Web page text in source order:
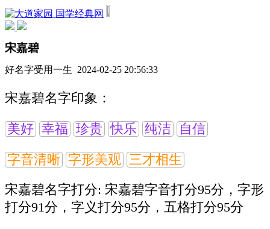
国学经典网
宋嘉碧
好名字受用一生 2024-02-25 20:56:33
宋嘉碧名字印象：
美好 幸福 珍贵 快乐 纯洁 自信
字音清晰 字形美观 三才相生
宋嘉碧名字打分: 宋嘉碧字音打分95分，字形
打分91分，字义打分95分，五格打分95分